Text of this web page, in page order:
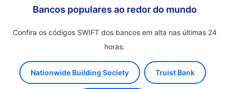
Bancos populares ao redor do mundo
Confira os códigos SWIFT dos bancos em alta nas últimas 24
horas:
Nationwide Building Society Truist Bank